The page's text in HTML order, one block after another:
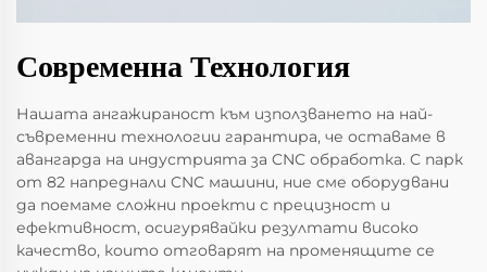
Современна Технология
Нашата ангажираност към използването на най-
съвременни технологии гарантира, че оставаме в
авангарда на индустрията за CNC обработка. С парк
от 82 напреднали CNC машини, ние сме оборудвани
да поемаме сложни проекти с прецизност и
ефективност, осигурявайки резултати високо
качество, които отговарят на променящите се